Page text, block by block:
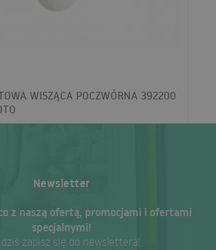
WISZĄCA POCZWÓRNA 392200
Newsletter
z naszą ofertą, promocjami i ofertami
specjalnymi!
dziś zapisz się do newslettera!